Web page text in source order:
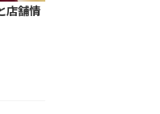
店舗情